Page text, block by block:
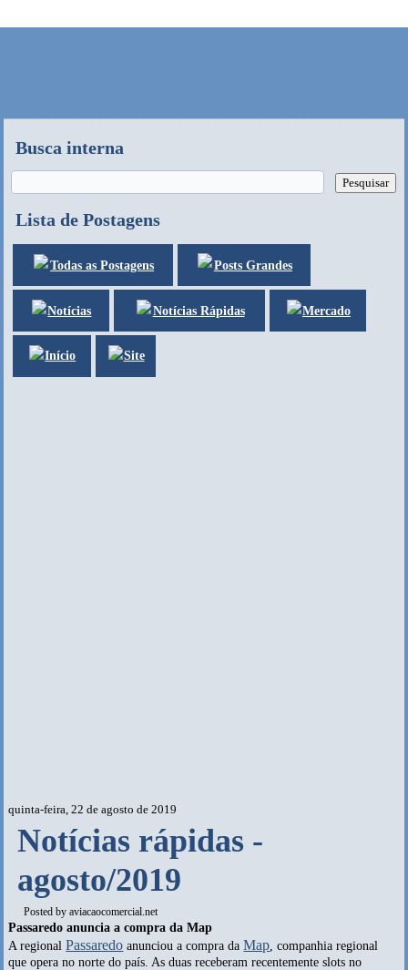
Busca interna
Lista de Postagens
Todas as Postagens Posts Grandes
Notícias Notícias Rápidas Mercado
Início Site
quinta-feira, 22 de agosto de 2019
Notícias rápidas -
agosto/2019
Posted byaviacaocomercial.net
Passaredo anuncia a compra da Map
A regionalPassaredo anunciou a compra daMap, companhia regional
que opera no norte do país. As duas receberam recentemente slots no